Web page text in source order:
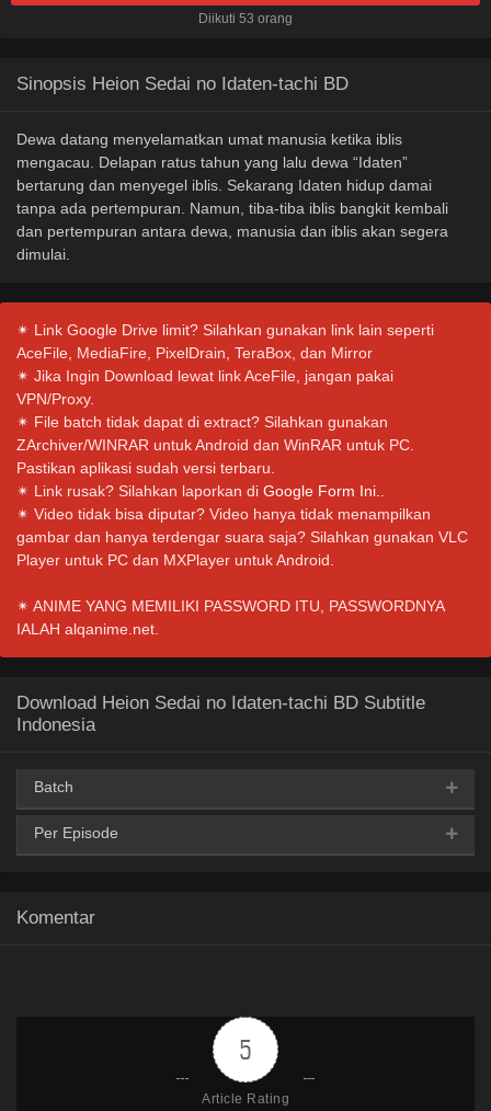
Diikuti 53 orang
Sinopsis Heion Sedai no Idaten-tachi BD
Dewa datang menyelamatkan umat manusia ketika iblis
mengacau. Delapan ratus tahun yang lalu dewa “Idaten”
bertarung dan menyegel iblis. Sekarang Idaten hidup damai
tanpa ada pertempuran. Namun, tiba-tiba iblis bangkit kembali
dan pertempuran antara dewa, manusia dan iblis akan segera
dimulai.
✴ Link Google Drive limit? Silahkan gunakan link lain seperti
AceFile, MediaFire, PixelDrain, TeraBox, dan Mirror
✴ Jika Ingin Download lewat link AceFile, jangan pakai
VPN/Proxy.
✴ File batch tidak dapat di extract? Silahkan gunakan
ZArchiver/WINRAR untuk Android dan WinRAR untuk PC.
Pastikan aplikasi sudah versi terbaru.
✴ Link rusak? Silahkan laporkan di Google Form Ini..
✴ Video tidak bisa diputar? Video hanya tidak menampilkan
gambar dan hanya terdengar suara saja? Silahkan gunakan VLC
Player untuk PC dan MXPlayer untuk Android.
✴ ANIME YANG MEMILIKI PASSWORD ITU, PASSWORDNYA
IALAH alqanime.net.
Download Heion Sedai no Idaten-tachi BD Subtitle
Indonesia
Batch
360p
AceFile
MediaFire
Per Episode
Komentar
5
Article Rating